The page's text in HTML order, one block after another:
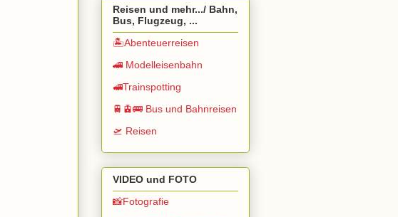
Reisen und mehr.../ Bahn,
Bus, Flugzeug, ...
🏝️Abenteuerreisen
🚄 Modelleisenbahn
🚅Trainspotting
🚆🚊🚌 Bus und Bahnreisen
🛫 Reisen
VIDEO und FOTO
📸Fotografie